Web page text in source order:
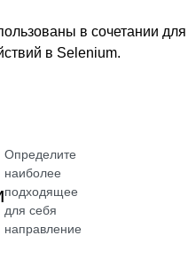
в сочетании
в Selenium.
Определите
наиболее
подходящее
для себя
направление